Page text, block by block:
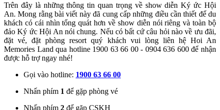
Trên đây là những thông tin quan trọng về show diễn Ký ức Hội
An. Mong rằng bài viết này đã cung cấp những điều cần thiết để du
khách có cái nhìn tổng quát hơn về show diễn nói riêng và toàn bộ
đảo Ký ức Hội An nói chung. Nếu có bất cứ câu hỏi nào về ưu đãi,
đặt vé, đặt phòng resort quý khách vui lòng liên hệ Hoi An
Memories Land qua hotline 1900 63 66 00 - 0904 636 600 để nhận
được hỗ trợ ngay nhé!
Gọi vào hotline: 1900 63 66 00
Nhấn phím 1 để gặp phòng vé
Nhấn phím 2 để gặp CSKH